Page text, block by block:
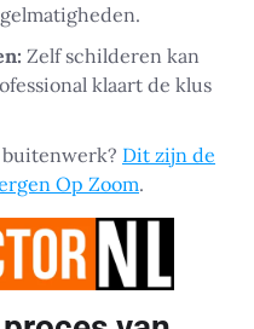
Zelf schilderen kan
klaart de klus
Dit zijn de
Op Zoom.